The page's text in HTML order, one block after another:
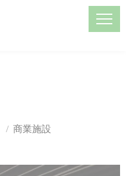
/ 商業施設